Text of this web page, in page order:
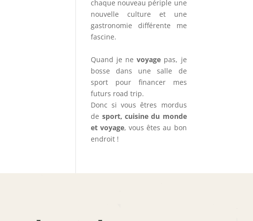
chaque nouveau périple une
nouvelle culture et une
gastronomie différente me
fascine.
Quand je nevoyage pas, je
bosse dans une salle de
sport pour financer mes
futurs road trip.
Donc si vous êtres mordus
de sport, cuisine du monde
et voyage, vous êtes au bon
endroit !